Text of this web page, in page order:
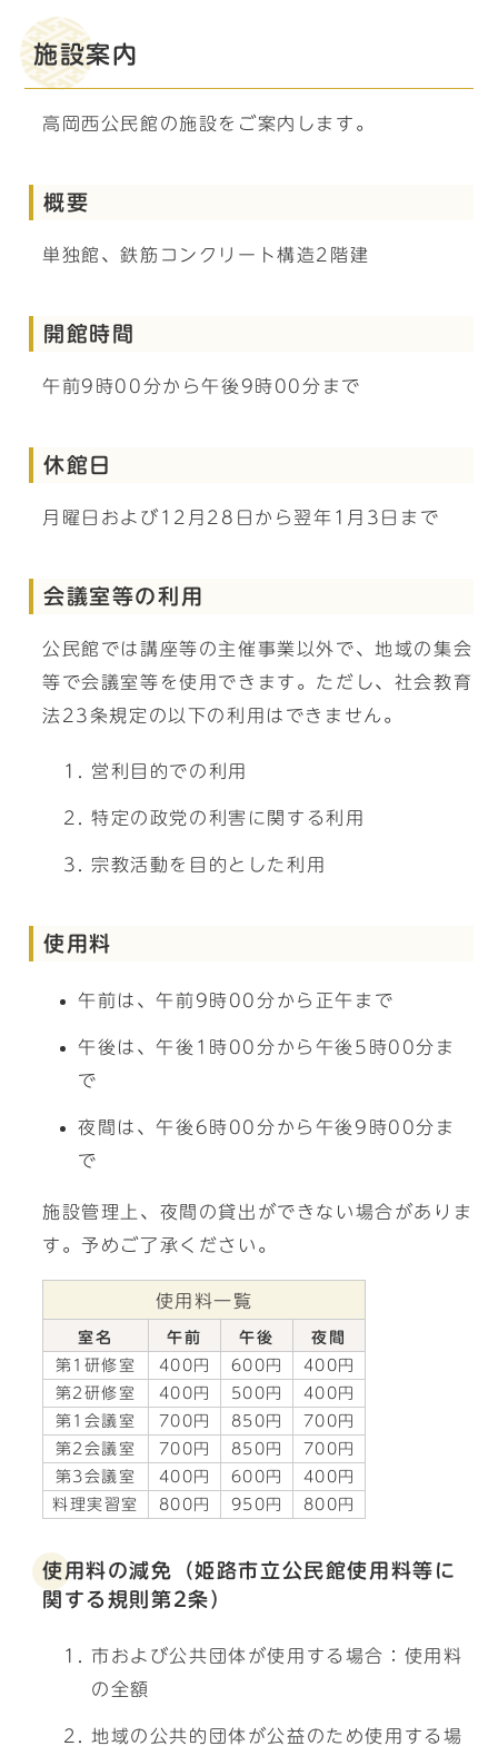
施設案内
高岡西公民館の施設をご案内します。
概要
単独館、鉄筋コンクリート構造2階建
開館時間
午前9時00分から午後9時00分まで
休館日
月曜日および12月28日から翌年1月3日まで
会議室等の利用
公民館では講座等の主催事業以外で、地域の集会
等で会議室等を使用できます。ただし、社会教育
法23条規定の以下の利用はできません。
営利目的での利用
特定の政党の利害に関する利用
宗教活動を目的とした利用
使用料
午前は、午前9時00分から正午まで
午後は、午後1時00分から午後5時00分ま
で
夜間は、午後6時00分から午後9時00分ま
で
施設管理上、夜間の貸出ができない場合がありま
す。予めご了承ください。
使用料一覧
室名 午前 午後
夜間
第1研修室
400円 600円
400円
第2研修室
400円 500円
400円
第1会議室
700円 850円
700円
第2会議室
700円 850円
700円
第3会議室
400円 600円
400円
料理実習室
800円 950円 800円
使用料の減免（姫路市立公民館使用料等に
関する規則第2条）
市および公共団体が使用する場合：使用料
の全額
地域の公共的団体が公益のため使用する場